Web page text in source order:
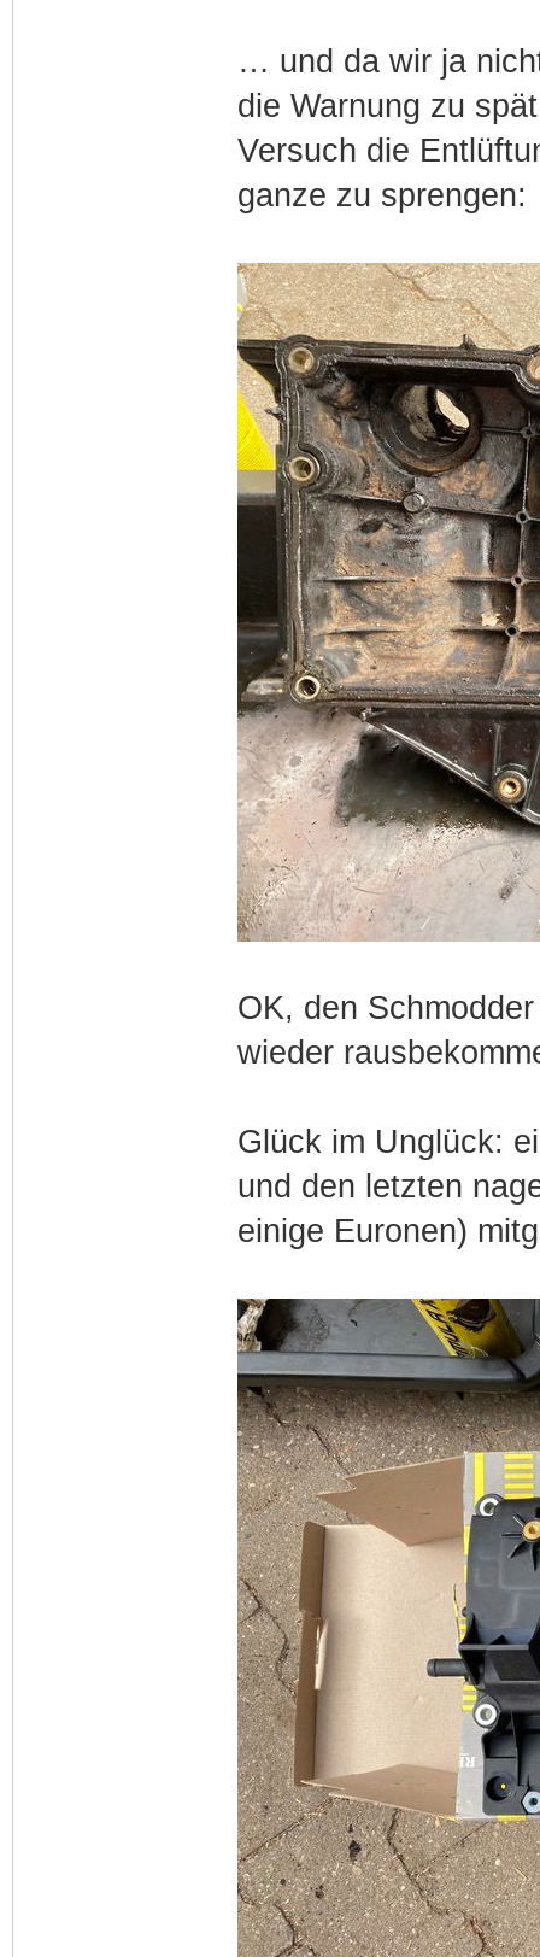
… und da wir ja
die Warnung zu
Versuch die
ganze zu sprengen:
OK, den
wieder
Glück im Unglück:
und den letzten
einige Euronen)